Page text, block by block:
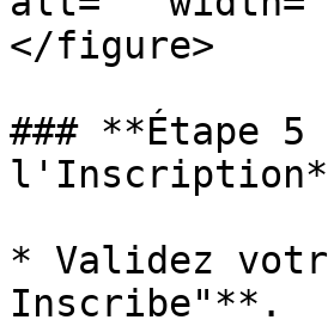
</figure>
### **Étape
* Validez
Inscribe"**.